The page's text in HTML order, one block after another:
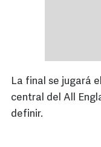
La final se jugará
central del All
definir.